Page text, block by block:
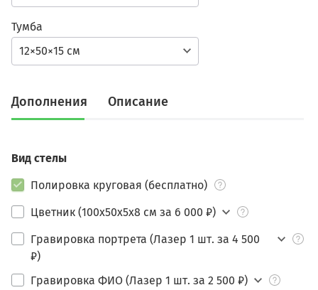
12×50×15 см
Тумба
Дополнения Описание
Вид стелы
Полировка круговая (бесплатно)
Цветник (100х50х5х8 см за 6 000 ₽)
Гравировка портрета (Лазер 1 шт. за 4 500
₽)
Гравировка ФИО (Лазер 1 шт. за 2 500 ₽)